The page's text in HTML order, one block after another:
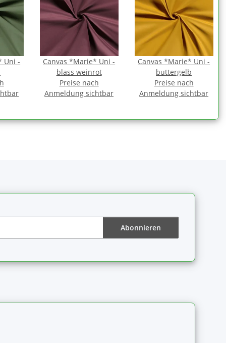
Uni -
Canvas *Marie* Uni -
blass weinrot
Preise nach
Anmeldung sichtbar
Canvas *Marie* Uni -
buttergelb
Preise nach
Anmeldung sichtbar
Abonnieren